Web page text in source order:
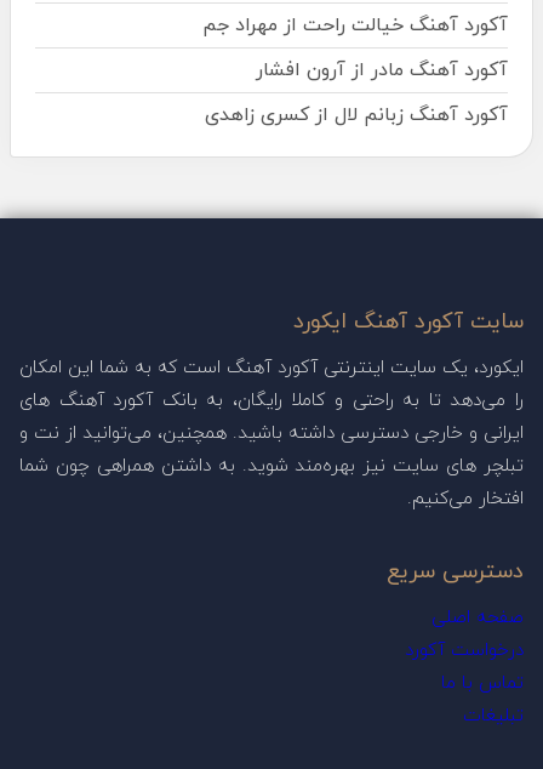
آکورد آهنگ خیالت راحت از مهراد جم
آکورد آهنگ مادر از آرون افشار
آکورد آهنگ زبانم لال از کسری زاهدی
سایت آکورد آهنگ ایکورد
ایکورد، یک سایت اینترنتی آکورد آهنگ است که به شما این امکان
را می‌دهد تا به راحتی و کاملا رایگان، به بانک آکورد آهنگ های
ایرانی و خارجی دسترسی داشته باشید. همچنین، می‌توانید از نت و
تبلچر های سایت نیز بهره‌مند شوید. به داشتن همراهی چون شما
افتخار می‌کنیم.
دسترسی سریع
صفحه اصلی
درخواست آکورد
تماس با ما
تبلیغات